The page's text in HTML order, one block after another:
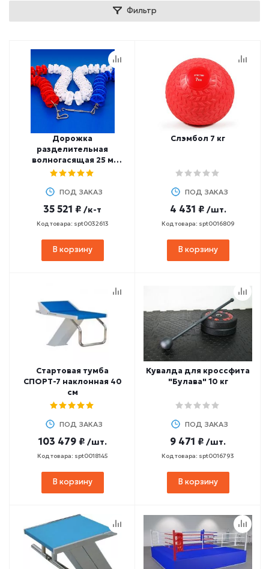
Фильтр
Дорожка
разделительная
волногасящая 25 м
d=100 мм СТАНДАРТ
разборе)
ПОД ЗАКАЗ
35 521 ₽ /к-т
Код товара: spt0032613
В корзину
Слэмбол 7 кг
ПОД ЗАКАЗ
4 431 ₽ /шт.
Код товара: spt0016809
В корзину
Стартовая тумба
СПОРТ-7 наклонная 40
см
ПОД ЗАКАЗ
103 479 ₽ /шт.
Код товара: spt0018145
В корзину
Кувалда для кроссфита
"Булава" 10 кг
ПОД ЗАКАЗ
9 471 ₽ /шт.
Код товара: spt0016793
В корзину